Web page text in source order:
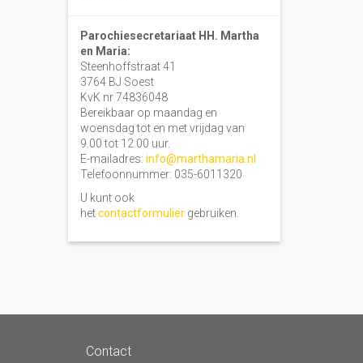
Parochiesecretariaat HH. Martha
en Maria:
Steenhoffstraat 41
3764 BJ Soest
KvK nr 74836048
Bereikbaar op maandag en
woensdag tot en met vrijdag van
9.00 tot 12.00 uur.
E-mailadres: info@marthamaria.nl
Telefoonnummer: 035-6011320
U kunt ook
hetcontactformuliergebruiken.
Contact